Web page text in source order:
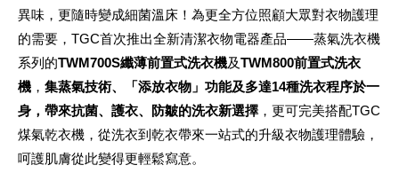
異味，更隨時變成細菌溫床！為更全方位照顧大眾對衣物護理
的需要，TGC首次推出全新清潔衣物電器產品——蒸氣洗衣機
系列的TWM700S纖薄前置式洗衣機及TWM800前置式洗衣
機 ， 集蒸氣技術、「添放衣物」功能及多達14種洗衣程序於一
身，帶來抗菌、護衣、防皺的洗衣新選擇 ，更可完美搭配TGC
煤氣乾衣機，從洗衣到乾衣帶來一站式的升級衣物護理體驗，
呵護肌膚從此變得更輕鬆寫意。